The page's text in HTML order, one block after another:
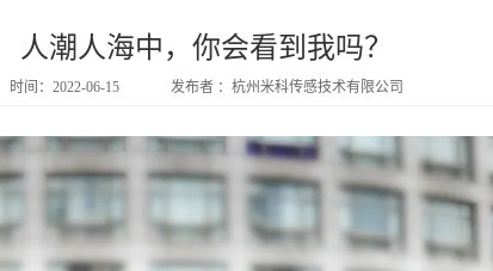
人潮人海中，你会看到我吗？
时间：2022-06-15 发布者 ：杭州米科传感技术有限公司